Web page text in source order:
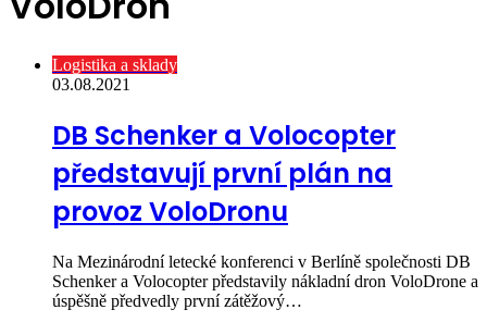
Logistika a sklady
03.08.2021
DB Schenker a Volocopter
představují první plán na
provoz VoloDronu
Na Mezinárodní letecké konferenci v Berlíně společnosti DB
Schenker a Volocopter představily nákladní dron VoloDrone a
úspěšně předvedly první zátěžový…